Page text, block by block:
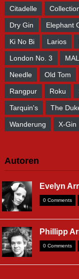
Citadelle
Dry Gin Elephant
Ki No Bi Larios
London No. 3
Needle Old Tom
Rangpur Roku
Tarquin's The
Wanderung X-Gin
Autoren
Evelyn
0 Comments
Phillipp
0 Comments